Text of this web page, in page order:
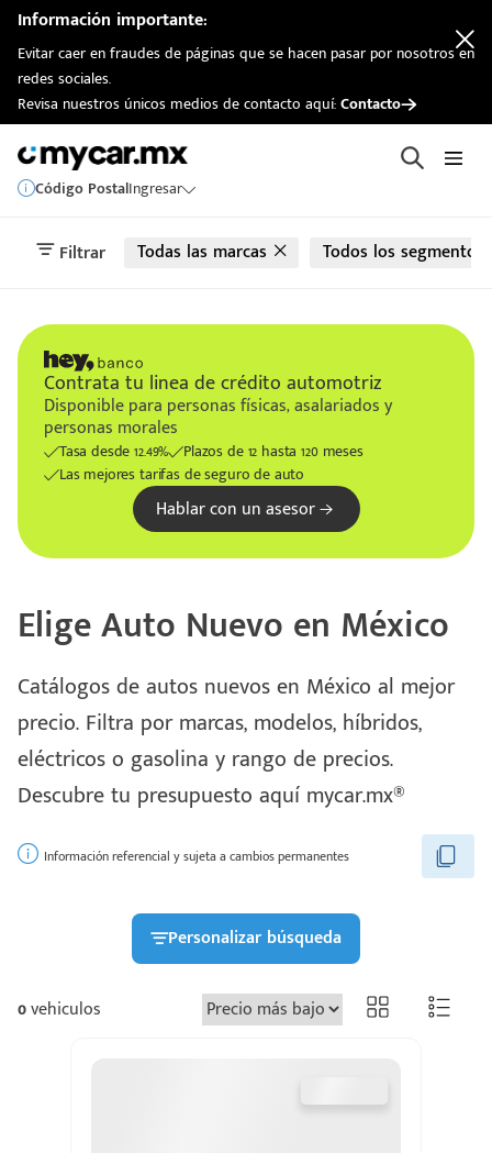
Información importante:
Evitar caer en fraudes de páginas que se hacen pasar por nosotros en
redes sociales.
Revisa nuestros únicos medios de contacto aquí:Contacto
Código PostalIngresar
Escríbenos
Código
Ingresar
Filtrar Todas las marcas Todos los segmentos
Contrata tu linea de crédito automotriz
Disponible para personas físicas, asalariados y
personas morales
Tasa desde 12.49%
Plazos de 12 hasta 120 meses
Las mejores tarifas de seguro de auto
Hablar con un asesor
Elige Auto Nuevo en México
Catálogos de autos nuevos en México al mejor
precio. Filtra por marcas, modelos, híbridos,
eléctricos o gasolina y rango de precios.
Descubre tu presupuesto aquí mycar.mx®
Información referencial y sujeta a cambios permanentes
Personalizar búsqueda
0vehiculos